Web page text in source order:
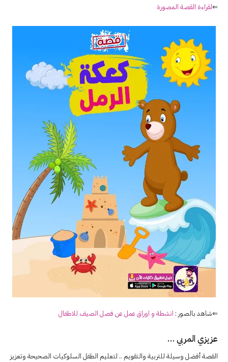
⇐لقراءة القصة المصورة
⇐شاهد بالصور : انشطة و اوراق عمل عن فصل الصيف للاطفال
عزيزي المربي …
القصة أفضل وسيلة للتربية والتقويم .. لتعليم الطفل السلوكيات الصحيحة وتعزيز